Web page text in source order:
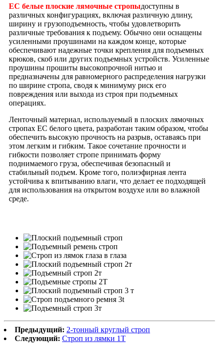
EC белые плоские лямочные стропыдоступны в
различных конфигурациях, включая различную длину,
ширину и грузоподъемность, чтобы удовлетворить
различные требования к подъему. Обычно они оснащены
усиленными проушинами на каждом конце, которые
обеспечивают надежные точки крепления для подъемных
крюков, скоб или других подъемных устройств. Усиленные
проушины прошиты высокопрочной нитью и
предназначены для равномерного распределения нагрузки
по ширине стропа, сводя к минимуму риск его
повреждения или выхода из строя при подъемных
операциях.
Ленточный материал, используемый в плоских лямочных
стропах EC белого цвета, разработан таким образом, чтобы
обеспечить высокую прочность на разрыв, оставаясь при
этом легким и гибким. Такое сочетание прочности и
гибкости позволяет стропе принимать форму
поднимаемого груза, обеспечивая безопасный и
стабильный подъем. Кроме того, полиэфирная лента
устойчива к впитыванию влаги, что делает ее подходящей
для использования на открытом воздухе или во влажной
среде.
Предыдущий: 2-тонный круглый строп
Следующий: Строп из лямки 1T